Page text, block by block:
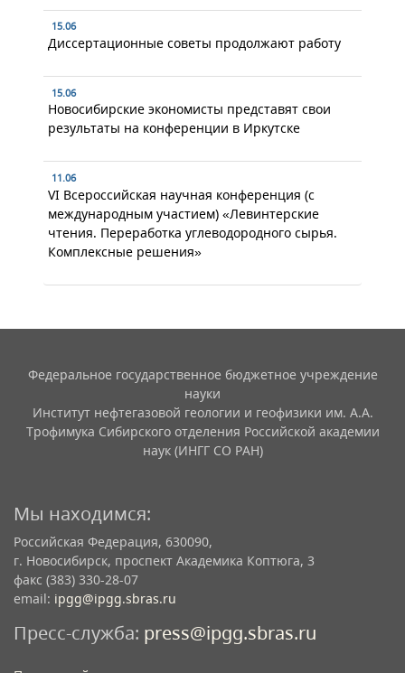
15.06
Диссертационные советы продолжают работу
15.06
Новосибирские экономисты представят свои
результаты на конференции в Иркутске
11.06
VI Всероссийская научная конференция (с
международным участием) «Левинтерские
чтения. Переработка углеводородного сырья.
Комплексные решения»
Федеральное государственное бюджетное учреждение
науки
Институт нефтегазовой геологии и геофизики им. А.А.
Трофимука Сибирского отделения Российской академии
наук (ИНГГ СО РАН)
Мы находимся:
Российская Федерация, 630090,
г. Новосибирск, проспект Академика Коптюга, 3
факс (383) 330-28-07
email: ipgg@ipgg.sbras.ru
Пресс-служба: press@ipgg.sbras.ru